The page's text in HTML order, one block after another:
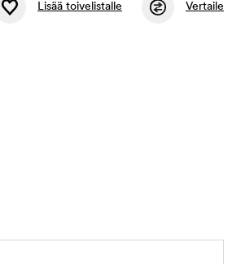
Lisää toivelistalle Vertaile